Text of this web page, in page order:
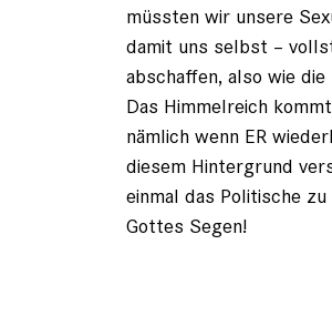
müssten wir unsere
damit uns selbst –
abschaffen, also wie
Das Himmelreich
nämlich wenn ER
diesem Hintergrund
einmal das Politische
Gottes Segen!